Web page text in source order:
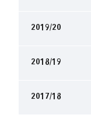
2019/20
2018/19
2017/18